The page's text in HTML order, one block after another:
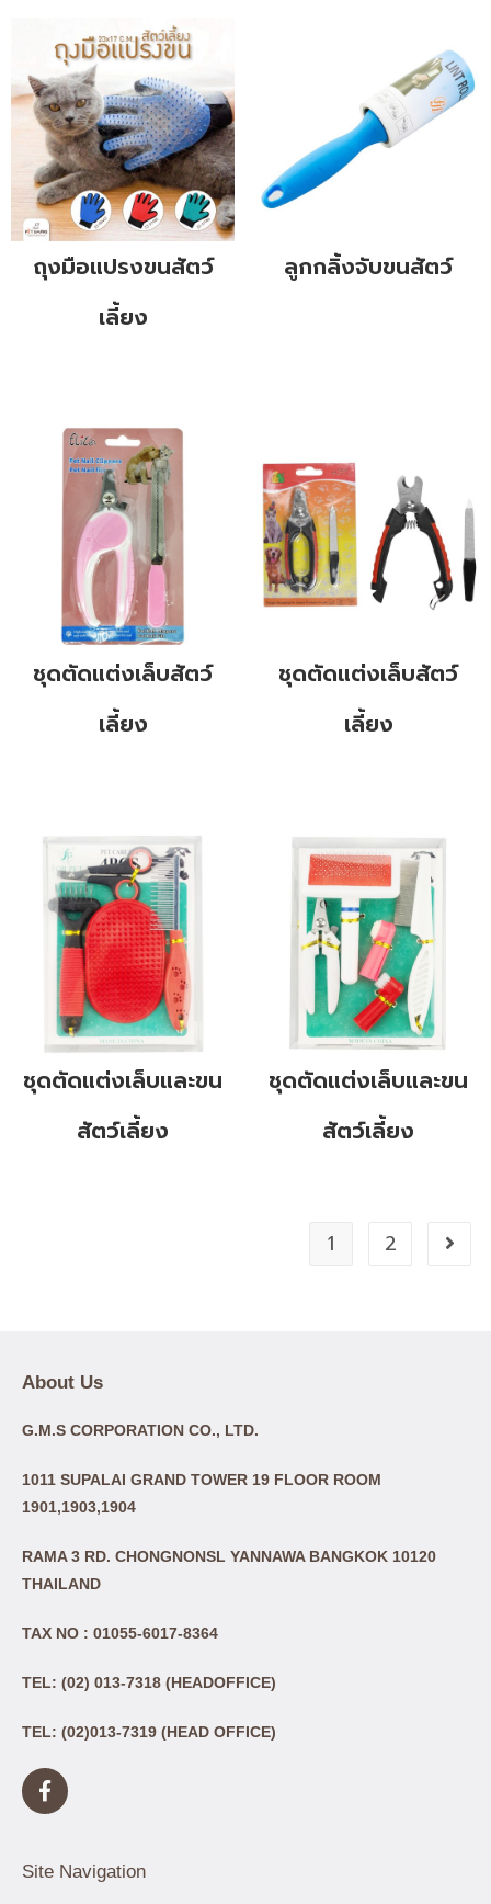
ถุงมือแปรงขนสัตว์
เลี้ยง
ลูกกลิ้งจับขนสัตว์
ชุดตัดแต่งเล็บสัตว์
เลี้ยง
ชุดตัดแต่งเล็บสัตว์
เลี้ยง
ชุดตัดแต่งเล็บและขน
สัตว์เลี้ยง
ชุดตัดแต่งเล็บและขน
สัตว์เลี้ยง
1 2
About Us
G.M.S CORPORATION CO., LTD.
1011 SUPALAI GRAND TOWER 19 FLOOR ROOM
1901,1903,1904
RAMA 3 RD. CHONGNONSL YANNAWA BANGKOK 10120
THAILAND
TAX NO : 01055-6017-8364
TEL: (02) 013-7318 (HEADOFFICE)
TEL: (02)013-7319 (HEAD OFFICE)
Site Navigation